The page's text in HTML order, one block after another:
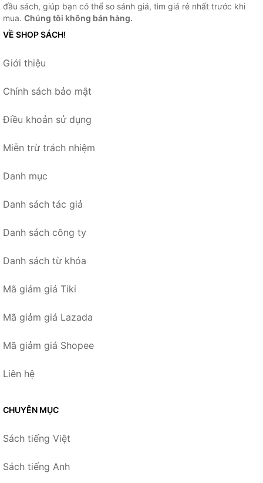
đầu sách, giúp bạn có thể so sánh giá, tìm giá rẻ nhất trước khi
mua. Chúng tôi không bán hàng.
VỀ SHOP SÁCH!
Giới thiệu
Chính sách bảo mật
Điều khoản sử dụng
Miễn trừ trách nhiệm
Danh mục
Danh sách tác giả
Danh sách công ty
Danh sách từ khóa
Mã giảm giá Tiki
Mã giảm giá Lazada
Mã giảm giá Shopee
Liên hệ
CHUYÊN MỤC
Sách tiếng Việt
Sách tiếng Anh